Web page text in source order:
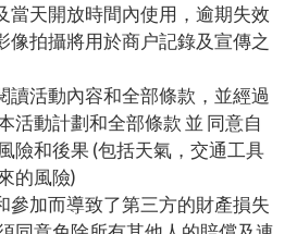
當天開放時間內使用，逾期失效
像拍攝將用於商户記錄及宣傳之
讀活動內容和全部條款，並經過
活動計劃和全部條款 並 同意自
險和後果 (包括天氣，交通工具
的風險)
參加而導致了第三方的財產損失